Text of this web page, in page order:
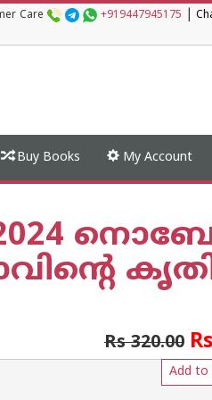
Care +919447945175
Buy Books My Account
2024
Rs 320.00
Add to